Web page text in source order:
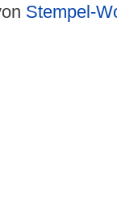
Stempel-